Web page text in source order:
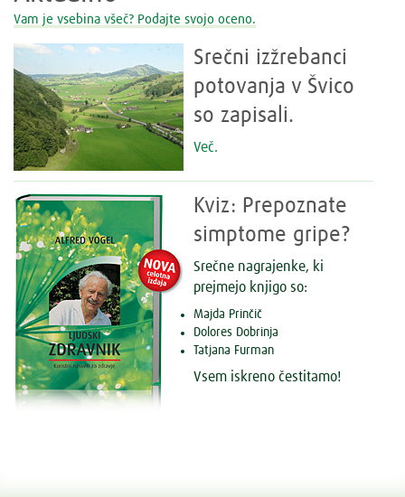
Vam je vsebina všeč? Podajte svojo oceno.
Srečni izžrebanci
potovanja v Švico
so zapisali.
Več.
Kviz: Prepoznate
simptome gripe?
Srečne nagrajenke, ki
prejmejo knjigo so:
Majda Prinčič
Dolores Dobrinja
Tatjana Furman
Vsem iskreno čestitamo!